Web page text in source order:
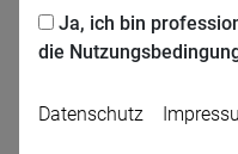
Ja, ich bin
die
Datenschutz